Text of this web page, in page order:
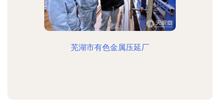
芜湖市有色金属压延厂